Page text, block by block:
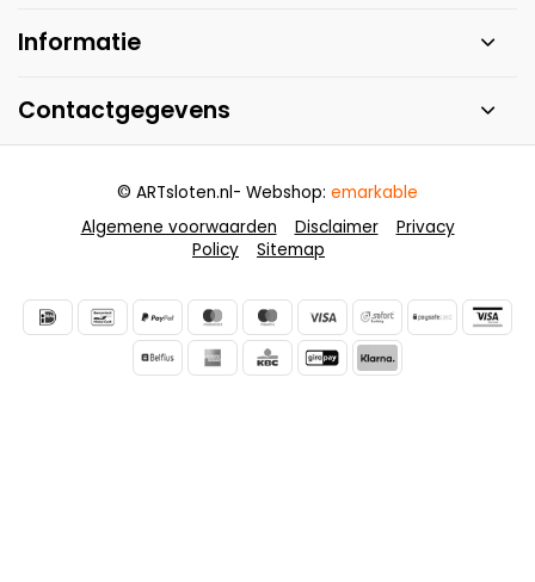
Informatie
Contactgegevens
Algemene voorwaarden Disclaimer
Privacy
Policy
Sitemap
© ARTsloten.nl- Webshop: emarkable